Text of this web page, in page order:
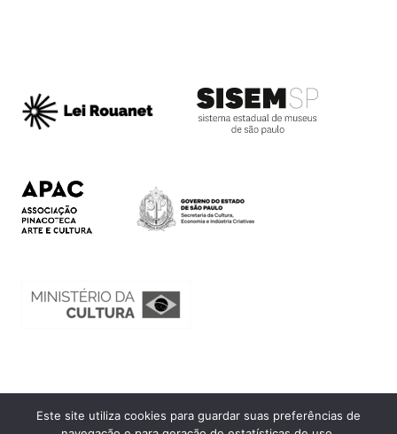
Ouvidoria
Este site utiliza cookies para guardar suas preferências de